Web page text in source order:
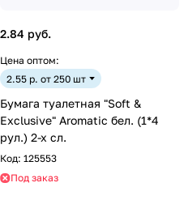
2.84 руб.
Цена оптом:
2.55 р. от 250 шт
Бумага туалетная "Soft &
Exclusive" Aromatic бел. (1*4
рул.) 2-х сл.
Код: 125553
Под заказ